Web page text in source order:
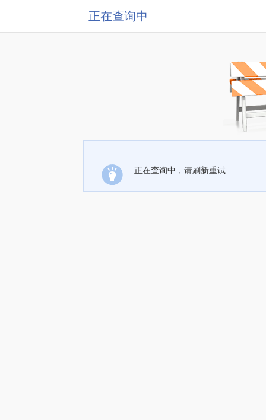
正在查询中
正在查询中，请刷新重试